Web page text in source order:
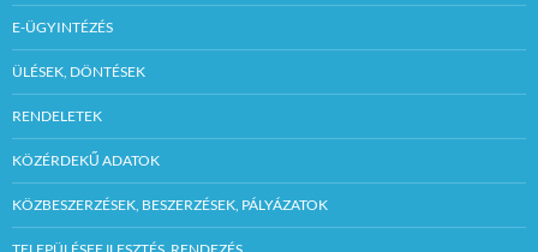
E-ÜGYINTÉZÉS
ÜLÉSEK, DÖNTÉSEK
RENDELETEK
KÖZÉRDEKŰ ADATOK
KÖZBESZERZÉSEK, BESZERZÉSEK, PÁLYÁZATOK